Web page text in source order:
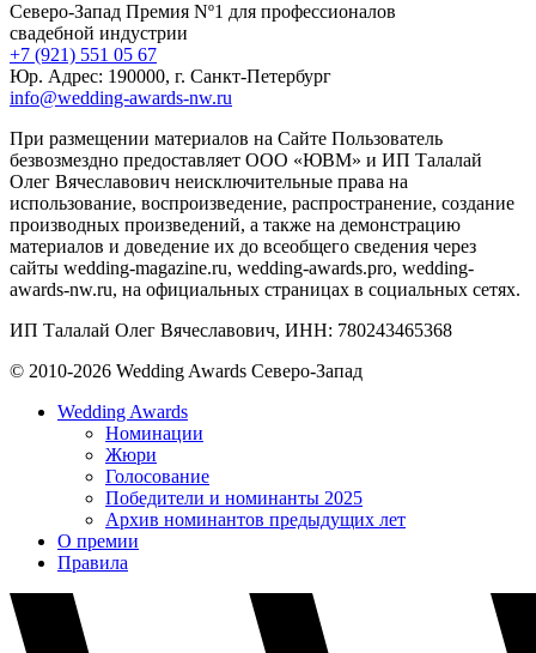
Северо-Запад Премия Nº1 для профессионалов
свадебной индустрии
+7 (921) 551 05 67
Юр. Адрес: 190000, г. Санкт-Петербург
info@wedding-awards-nw.ru
При размещении материалов на Сайте Пользователь
безвозмездно предоставляет ООО «ЮВМ» и ИП Талалай
Олег Вячеславович неисключительные права на
использование, воспроизведение, распространение, создание
производных произведений, а также на демонстрацию
материалов и доведение их до всеобщего сведения через
сайты wedding-magazine.ru, wedding-awards.pro, wedding-
awards-nw.ru, на официальных страницах в социальных сетях.
ИП Талалай Олег Вячеславович, ИНН: 780243465368
© 2010-2026 Wedding Awards Северо-Запад
Wedding Awards
Номинации
Жюри
Голосование
Победители и номинанты 2025
Архив номинантов предыдущих лет
О премии
Правила